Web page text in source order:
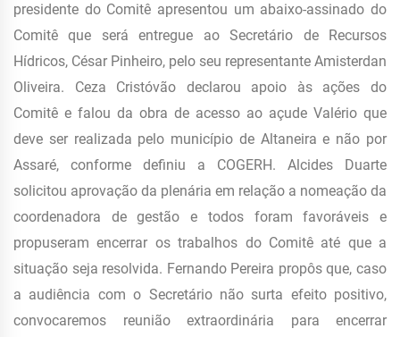
presidente do Comitê apresentou um abaixo-assinado do
Comitê que será entregue ao Secretário de Recursos
Hídricos, César Pinheiro, pelo seu representante Amisterdan
Oliveira. Ceza Cristóvão declarou apoio às ações do
Comitê e falou da obra de acesso ao açude Valério que
deve ser realizada pelo município de Altaneira e não por
Assaré, conforme definiu a COGERH. Alcides Duarte
solicitou aprovação da plenária em relação a nomeação da
coordenadora de gestão e todos foram favoráveis e
propuseram encerrar os trabalhos do Comitê até que a
situação seja resolvida. Fernando Pereira propôs que, caso
a audiência com o Secretário não surta efeito positivo,
convocaremos reunião extraordinária para encerrar